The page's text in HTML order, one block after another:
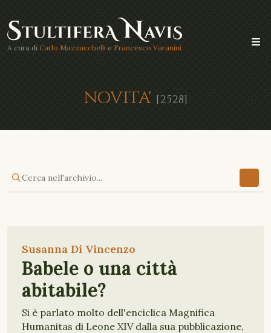
A cura di Carlo Mazzucchelli e Francesco Varanini
NOVITA' [2528]
Susanna Di Vincenzo
Babele o una città
abitabile?
Si è parlato molto dell'enciclica Magnifica
Humanitas di Leone XIV dalla sua pubblicazione,